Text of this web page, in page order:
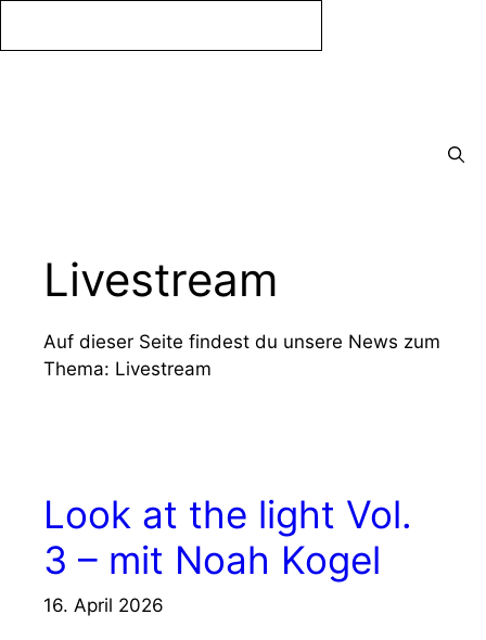
Livestream
Auf dieser Seite findest du unsere News zum
Thema: Livestream
Look at the light Vol.
3 – mit Noah Kogel
16. April 2026